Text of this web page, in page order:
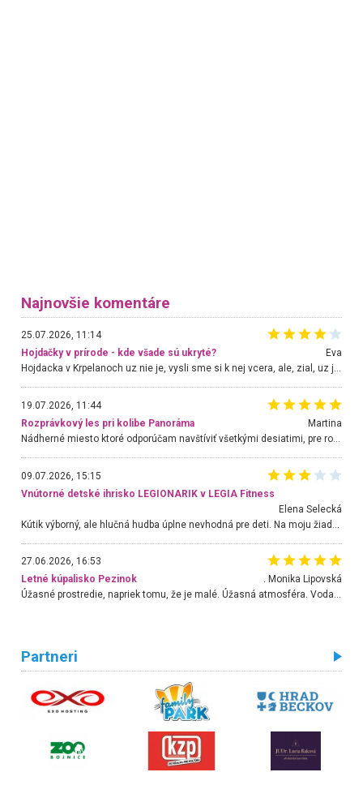
Najnovšie komentáre
25.07.2026, 11:14
Hojdačky v prírode - kde všade sú ukryté?
Eva
Hojdacka v Krpelanoch uz nie je, vysli sme si k nej vcera, ale, zial, uz je znicena. Ak sem planujete cestu len kvoli hojdacke, mozete si ju usetrit. Krasny vyhlad je tu vsak aj bez hojdacky :-)
19.07.2026, 11:44
Rozprávkový les pri kolibe Panoráma
Martina
Nádherné miesto ktoré odporúčam navštíviť všetkými desiatimi, pre rodiny s deťmi, dôchodcom... Proste a jednoducho ozaj rozprávkový les.. určite ešte prídeme. Odniesli sme si na pamiatku krásne tričká,
09.07.2026, 15:15
Vnútorné detské ihrisko LEGIONARIK v LEGIA Fitness
Elena Selecká
27.06.2026, 16:53
Letné kúpalisko Pezinok
. Monika Lipovská
Úžasné prostredie, napriek tomu, že je malé. Úžasná atmosféra. Voda fantastická a nádherná. Ľudí je pomerne veľa, ale su mili a ohľaduplní. Je veľmi zaujímavé sledovať, ako dokážu spolu športovať cudzí ľudia a bez ohľadu na vek. Vládne tu pohoda. Vnuka neviem dostať z vody. Ďakujem za krásny deň . Urcite sa sem vrátim. Jediný problém je s parkovaním, ale aj ten sa mi podarilo vyriešiť. Monika Bratislava
Partneri